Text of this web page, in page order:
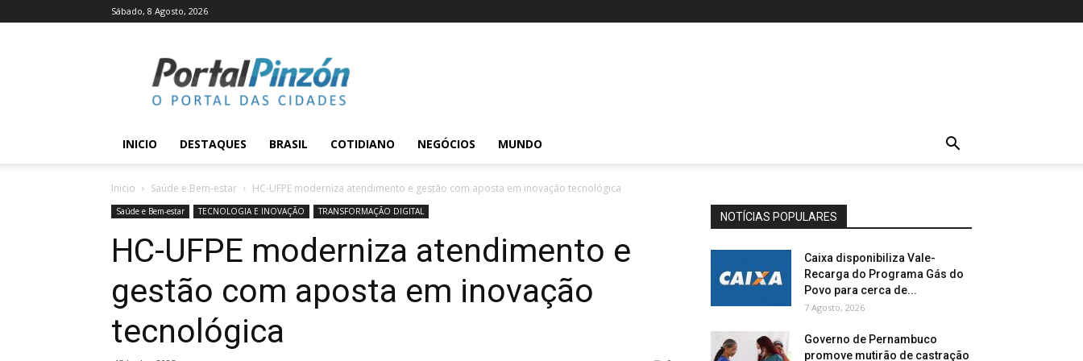
Sábado, 8 Agosto, 2026
Pinzón
INICIO DESTAQUES BRASIL COTIDIANO NEGÓCIOS MUNDO
Inicio Saúde e Bem-estar HC-UFPE moderniza atendimento e gestão com aposta em inovação tecnológica
Saúde e Bem-estar TECNOLOGIA E INOVAÇÃO TRANSFORMAÇÃO DIGITAL
HC-UFPE moderniza atendimento e
gestão com aposta em inovação
tecnológica
NOTÍCIAS POPULARES
Caixa disponibiliza Vale-
Recarga do Programa Gás do
Povo para cerca de...
7 Agosto, 2026
Governo de Pernambuco
promove mutirão de castração